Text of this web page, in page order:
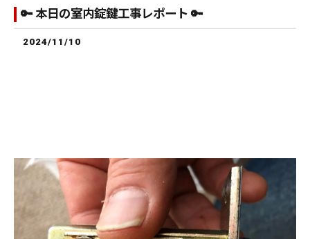
🔑 本日の室内錠鍵工事レポート 🔑
2024/11/10